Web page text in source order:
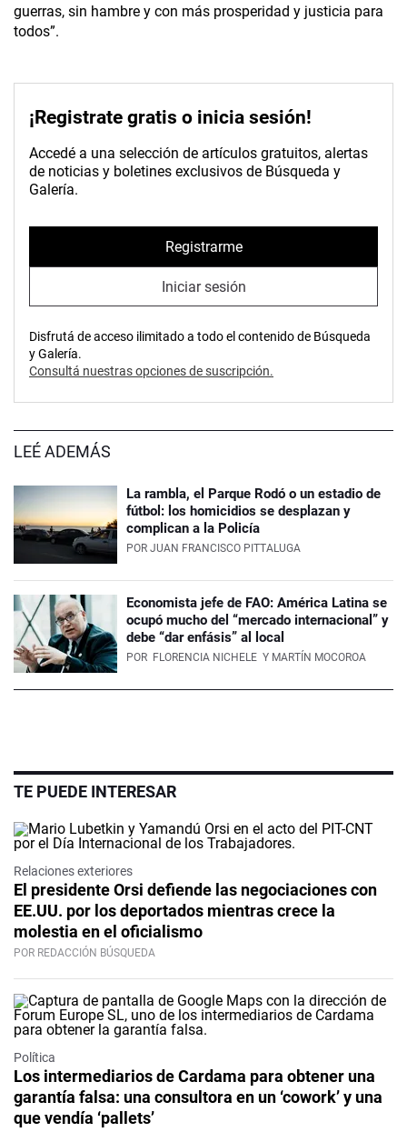
guerras, sin hambre y con más prosperidad y justicia para
todos”.
¡Registrate gratis o inicia sesión!
Accedé a una selección de artículos gratuitos, alertas
de noticias y boletines exclusivos de Búsqueda y
Galería.
Registrarme
Iniciar sesión
Disfrutá de acceso ilimitado a todo el contenido de Búsqueda
y Galería.
Consultá nuestras opciones de suscripción.
LEÉ ADEMÁS
La rambla, el Parque Rodó o un estadio de
fútbol: los homicidios se desplazan y
complican a la Policía
POR JUAN FRANCISCO PITTALUGA
Economista jefe de FAO: América Latina se
ocupó mucho del “mercado internacional” y
debe “dar enfásis” al local
POR FLORENCIA NICHELE Y MARTÍN MOCOROA
TE PUEDE INTERESAR
Relaciones exteriores
El presidente Orsi defiende las negociaciones con
EE.UU. por los deportados mientras crece la
molestia en el oficialismo
POR REDACCIÓN BÚSQUEDA
Política
Los intermediarios de Cardama para obtener una
garantía falsa: una consultora en un ‘cowork’ y una
que vendía ‘pallets’